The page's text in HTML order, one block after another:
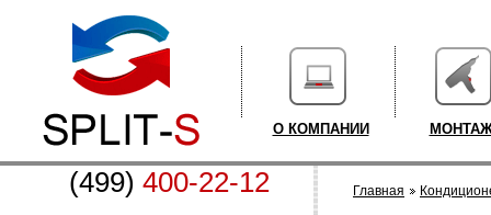
О КОМПАНИИ
(499) 400-22-12
Главная